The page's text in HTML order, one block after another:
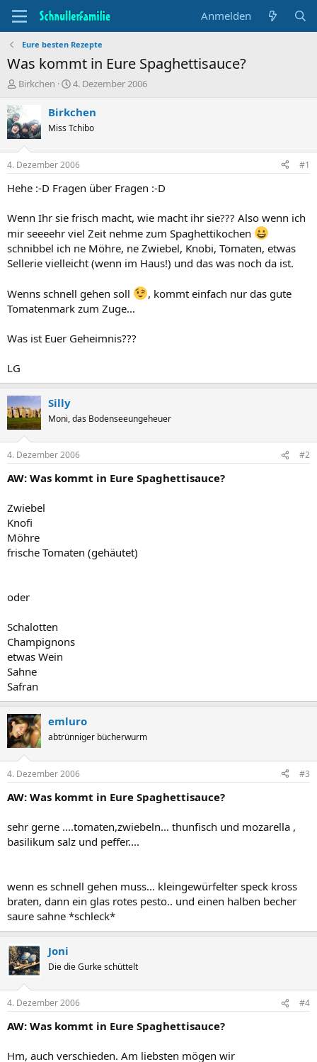
Anmelden
Eure besten Rezepte
Was kommt in Eure Spaghettisauce?
T
e
m
e
n
s
t
a
e
r
Birkchen
B
g
n
d
a
t
u
4. Dezember 2006
Birkchen
Miss Tchibo
4. Dezember 2006 #1
Hehe :-D Fragen über Fragen :-D
Wenn Ihr sie frisch macht, wie macht ihr sie??? Also wenn ich
mir seeeehr viel Zeit nehme zum Spaghettikochen
schnibbel ich ne Möhre, ne Zwiebel, Knobi, Tomaten, etwas
Sellerie vielleicht (wenn im Haus!) und das was noch da ist.
Wenns schnell gehen soll
, kommt einfach nur das gute
Tomatenmark zum Zuge...
Was ist Euer Geheimnis???
LG
Silly
Moni, das Bodenseeungeheuer
4. Dezember 2006 #2
AW: Was kommt in Eure Spaghettisauce?
Zwiebel
Knofi
Möhre
frische Tomaten (gehäutet)
oder
Schalotten
Champignons
etwas Wein
Sahne
Safran
emluro
abtrünniger bücherwurm
4. Dezember 2006 #3
AW: Was kommt in Eure Spaghettisauce?
sehr gerne ....tomaten,zwiebeln... thunfisch und mozarella ,
basilikum salz und peffer....
wenn es schnell gehen muss... kleingewürfelter speck kross
braten, dann ein glas rotes pesto.. und einen halben becher
saure sahne *schleck*
Joni
Die die Gurke schüttelt
4. Dezember 2006 #4
AW: Was kommt in Eure Spaghettisauce?
Hm, auch verschieden. Am liebsten mögen wir